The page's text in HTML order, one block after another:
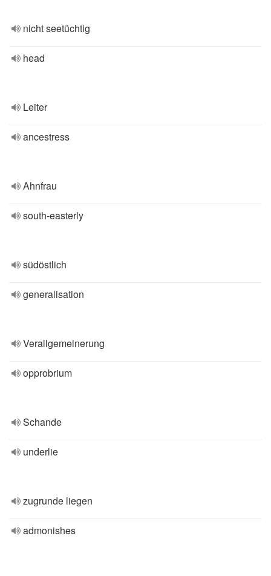
nicht seetüchtig
head
Leiter
ancestress
Ahnfrau
south-easterly
südöstlich
generalisation
Verallgemeinerung
opprobrium
Schande
underlie
zugrunde liegen
admonishes